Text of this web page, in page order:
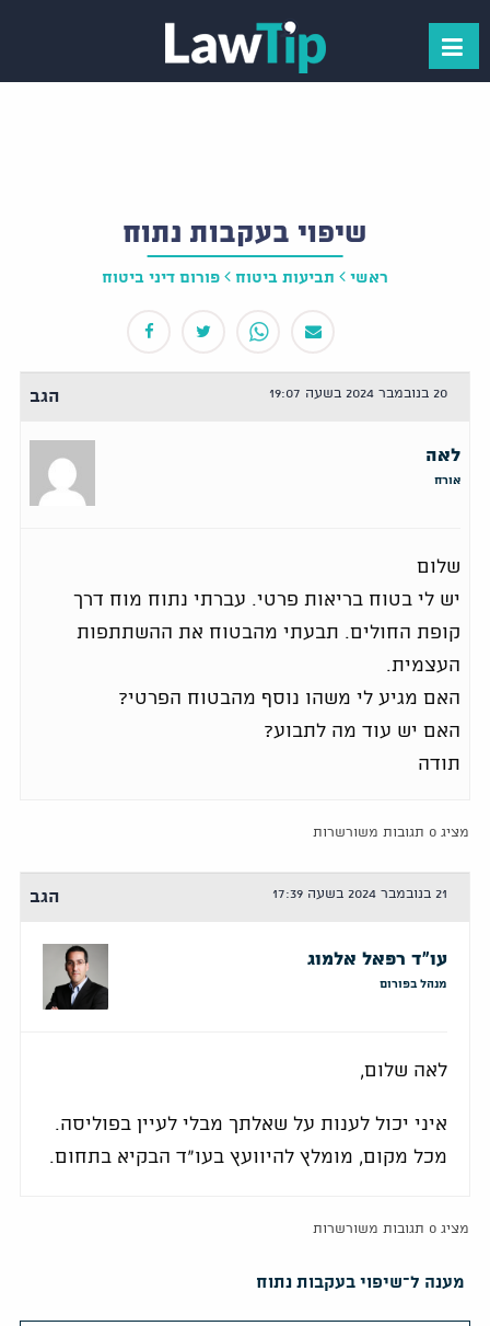
שיפוי בעקבות נתוח
ראשי תביעות ביטוח פורום דיני ביטוח
20 בנובמבר 2024 בשעה 19:07 הגב
לאה
אורח
שלום
יש לי בטוח בריאות פרטי. עברתי נתוח מוח דרך
קופת החולים. תבעתי מהבטוח את ההשתתפות
העצמית.
האם מגיע לי משהו נוסף מהבטוח הפרטי?
האם יש עוד מה לתבוע?
תודה
מציג 0 תגובות משורשרות
21 בנובמבר 2024 בשעה 17:39 הגב
עו"ד רפאל אלמוג
מנהל בפורום
לאה שלום,
איני יכול לענות על שאלתך מבלי לעיין בפוליסה.
מכל מקום, מומלץ להיוועץ בעו"ד הבקיא בתחום.
מציג 0 תגובות משורשרות
מענה ל־שיפוי בעקבות נתוח